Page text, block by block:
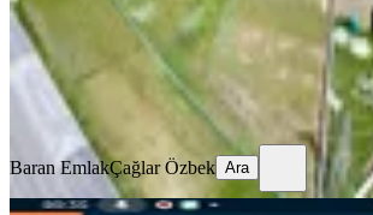
11.000.000 ₺
Baran Emlak Çağlar Özbek
Baran EmlakÇağlar Özbek Ara
YOLA YAKIN